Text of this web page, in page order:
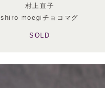
村上直子
shiro moegiチョコマグ
SOLD